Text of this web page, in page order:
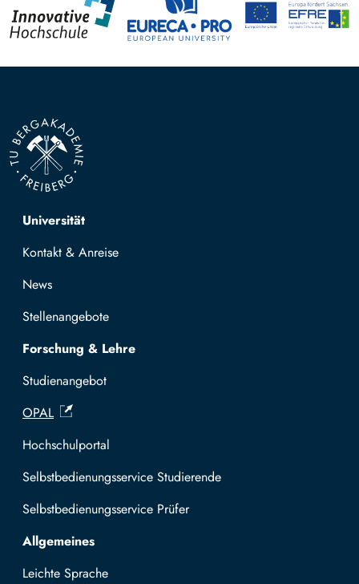
Top navigation
Universität
Kontakt & Anreise
News
Stellenangebote
Forschung & Lehre
Studienangebot
OPAL
Hochschulportal
Selbstbedienungsservice Studierende
Selbstbedienungsservice Prüfer
Allgemeines
Leichte Sprache